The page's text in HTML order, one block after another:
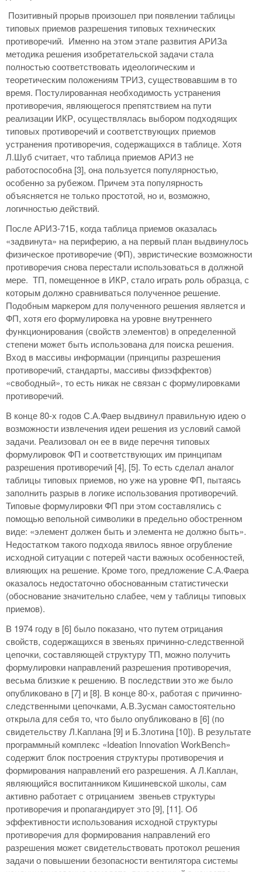
Позитивный прорыв произошел при появлении таблицы
типовых приемов разрешения типовых технических
противоречий. Именно на этом этапе развития АРИЗа
методика решения изобретательской задачи стала
полностью соответствовать идеологическим и
теоретическим положениям ТРИЗ, существовавшим в то
время. Постулированная необходимость устранения
противоречия, являющегося препятствием на пути
реализации ИКР, осуществлялась выбором подходящих
типовых противоречий и соответствующих приемов
устранения противоречия, содержащихся в таблице. Хотя
Л.Шуб считает, что таблица приемов АРИЗ не
работоспособна [3], она пользуется популярностью,
особенно за рубежом. Причем эта популярность
объясняется не только простотой, но и, возможно,
логичностью действий.
После АРИЗ-71Б, когда таблица приемов оказалась
«задвинута» на периферию, а на первый план выдвинулось
физическое противоречие (ФП), эвристические возможности
противоречия снова перестали использоваться в должной
мере. ТП, помещенное в ИКР, стало играть роль образца, с
которым должно сравниваться полученное решение.
Подобным маркером для полученного решения является и
ФП, хотя его формулировка на уровне внутреннего
функционирования (свойств элементов) в определенной
степени может быть использована для поиска решения.
Вход в массивы информации (принципы разрешения
противоречий, стандарты, массивы физэффектов)
«свободный», то есть никак не связан с формулировками
противоречий.
В конце 80-х годов С.А.Фаер выдвинул правильную идею о
возможности извлечения идеи решения из условий самой
задачи. Реализовал он ее в виде перечня типовых
формулировок ФП и соответствующих им принципам
разрешения противоречий [4], [5]. То есть сделал аналог
таблицы типовых приемов, но уже на уровне ФП, пытаясь
заполнить разрыв в логике использования противоречий.
Типовые формулировки ФП при этом составлялись с
помощью вепольной символики в предельно обостренном
виде: «элемент должен быть и элемента не должно быть».
Недостатком такого подхода явилось явное огрубление
исходной ситуации с потерей части важных особенностей,
влияющих на решение. Кроме того, предложение С.А.Фаера
оказалось недостаточно обоснованным статистически
(обоснование значительно слабее, чем у таблицы типовых
приемов).
В 1974 году в [6] было показано, что путем отрицания
свойств, содержащихся в звеньях причинно-следственной
цепочки, составляющей структуру ТП, можно получить
формулировки направлений разрешения противоречия,
весьма близкие к решению. В последствии это же было
опубликовано в [7] и [8]. В конце 80-х, работая с причинно-
следственными цепочками, А.В.Зусман самостоятельно
открыла для себя то, что было опубликовано в [6] (по
свидетельству Л.Каплана [9] и Б.Злотина [10]). В результате
программный комплекс «Ideation Innovation WorkBench»
содержит блок построения структуры противоречия и
формирования направлений его разрешения. А Л.Каплан,
являющийся воспитанником Кишиневской школы, сам
активно работает с отрицанием звеньев структуры
противоречия и пропагандирует это [9], [11]. Об
эффективности использования исходной структуры
противоречия для формирования направлений его
разрешения может свидетельствовать протокол решения
задачи о повышении безопасности вентилятора системы